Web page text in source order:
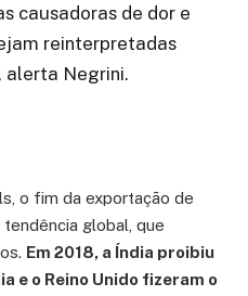
causadoras de dor e
reinterpretadas
alerta Negrini.
o fim da exportação de
global, que
Em 2018, a Índia proibiu
e o Reino Unido fizeram o